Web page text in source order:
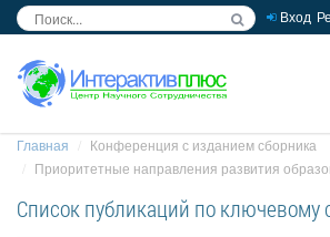
Вход
Главная
Конференция с изданием сборника
Приоритетные направления развития
Список публикаций по ключевому